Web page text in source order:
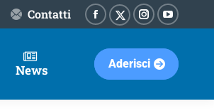
Contatti
Facebook
opens
X-
Twitter
page
Instagram
opens
YouTube
opens
News Aderisci